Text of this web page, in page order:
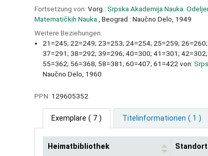
Fortsetzung von: Vorg.: Srpska Akademija Nauka.
Matematičkih Nauka.
, Beograd : Naučno Delo, 1949
Weitere Beziehungen:
21=245; 22=249; 23=253; 24=254; 25=259;
37=291; 38=292; 39=296; 40=300; 41=301;
55=362; 56=368; 58=381; 60=407; 61=422 von:
Naučno Delo, 1960
PPN: 129605352
Exemplare ( 7 ) Titelinformationen ( 1 )
Heimatbibliothek Standort